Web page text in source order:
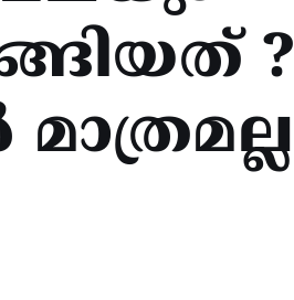
?